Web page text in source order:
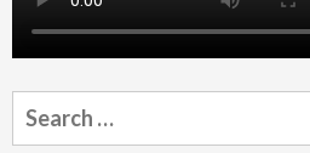
Search
for: